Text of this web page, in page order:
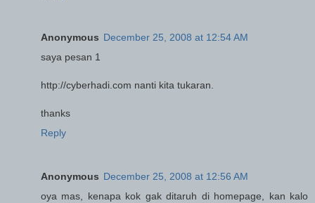
Anonymous December 25, 2008 at 12:54 AM
saya pesan 1
http://cyberhadi.com nanti kita tukaran.
thanks
Reply
Anonymous December 25, 2008 at 12:56 AM
oya mas, kenapa kok gak ditaruh di homepage, kan kalo